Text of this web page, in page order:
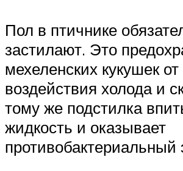
Пол в птичнике
застилают. Это
мехеленских кукушек от
воздействия холода и
тому же подстилка
жидкость и оказывает